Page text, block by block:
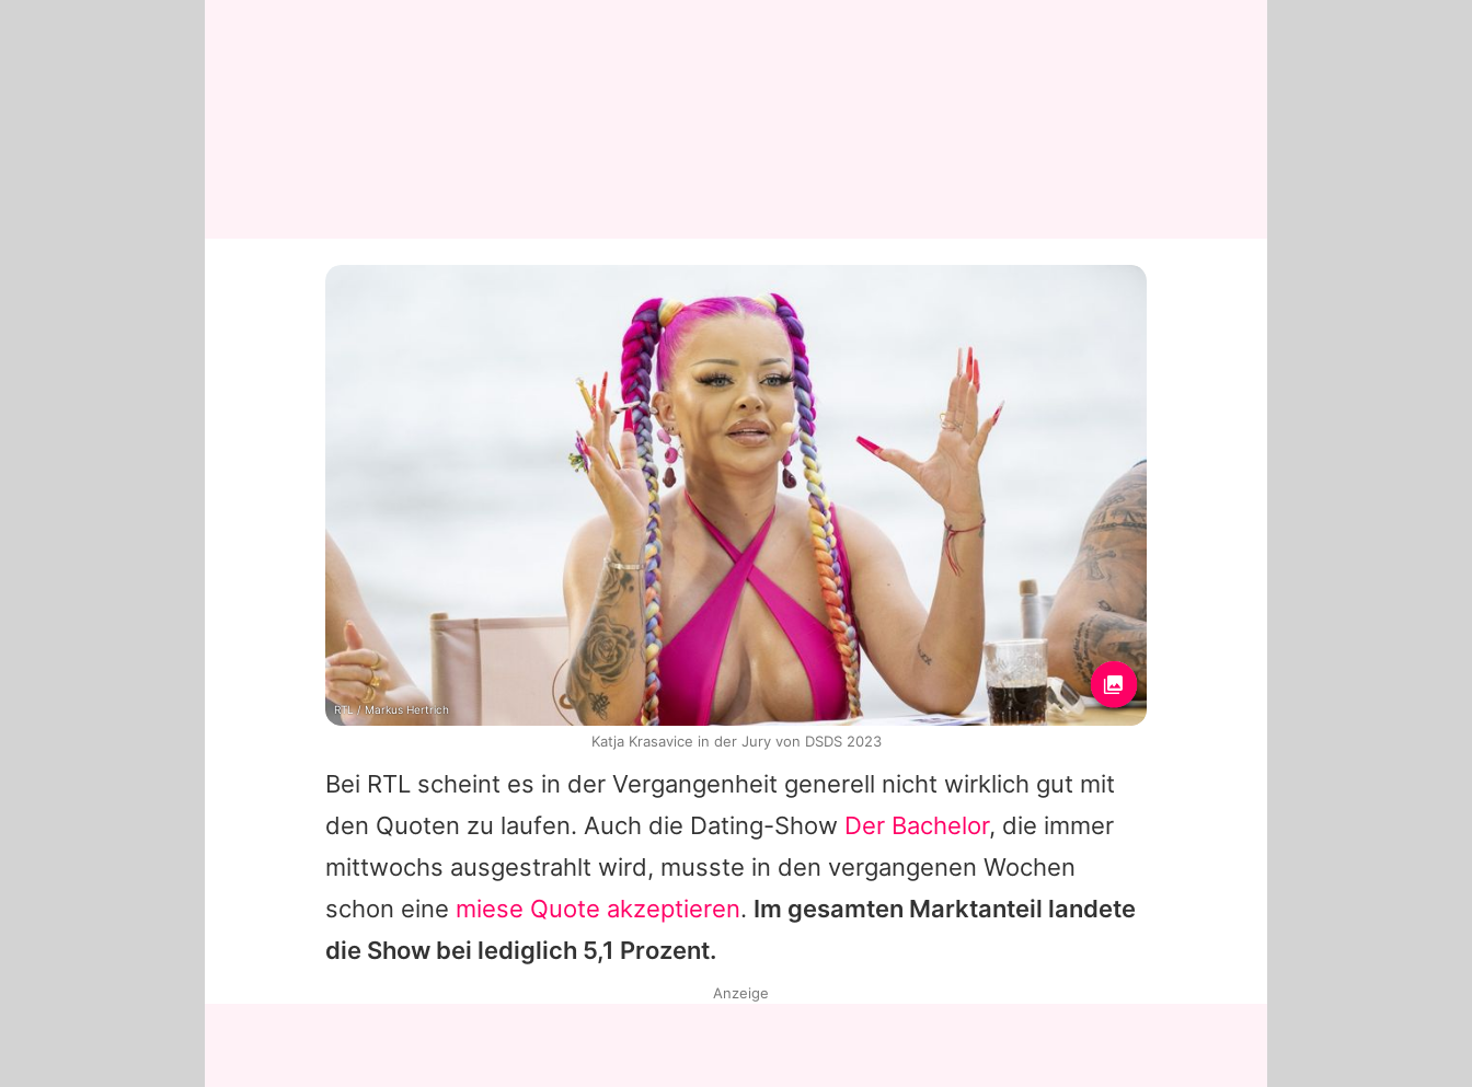
Bei RTL scheint es in der Vergangenheit generell nicht wirklich gut mit
den Quoten zu laufen. Auch die Dating-Show Der Bachelor, die immer
mittwochs ausgestrahlt wird, musste in den vergangenen Wochen
schon eine miese Quote akzeptieren. Im gesamten Marktanteil landete
die Show bei lediglich 5,1 Prozent.
RTL / Markus Hertrich
Katja Krasavice in der Jury von DSDS 2023
Anzeige